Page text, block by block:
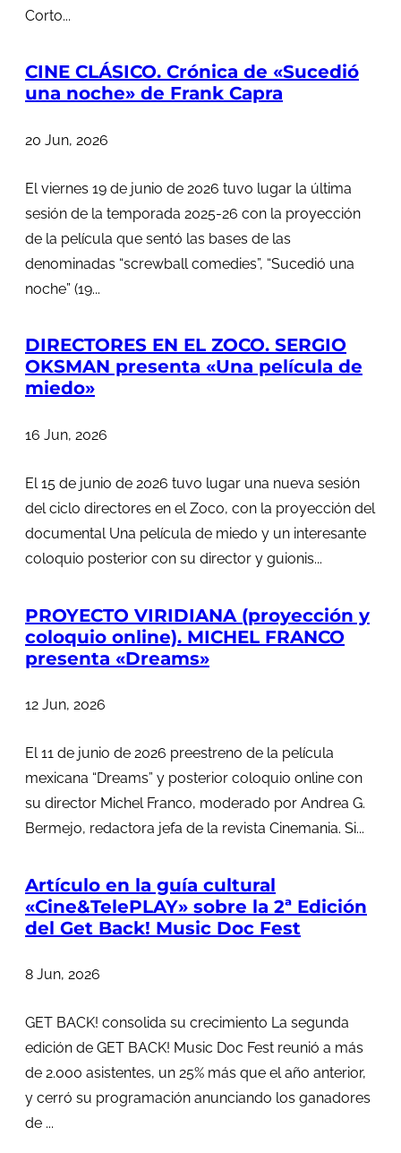
Corto...
CINE CLÁSICO. Crónica de «Sucedió
una noche» de Frank Capra
20 Jun, 2026
El viernes 19 de junio de 2026 tuvo lugar la última
sesión de la temporada 2025-26 con la proyección
de la película que sentó las bases de las
denominadas “screwball comedies”, “Sucedió una
noche” (19...
DIRECTORES EN EL ZOCO. SERGIO
OKSMAN presenta «Una película de
miedo»
16 Jun, 2026
El 15 de junio de 2026 tuvo lugar una nueva sesión
del ciclo directores en el Zoco, con la proyección del
documental Una película de miedo y un interesante
coloquio posterior con su director y guionis...
PROYECTO VIRIDIANA (proyección y
coloquio online). MICHEL FRANCO
presenta «Dreams»
12 Jun, 2026
El 11 de junio de 2026 preestreno de la película
mexicana “Dreams” y posterior coloquio online con
su director Michel Franco, moderado por Andrea G.
Bermejo, redactora jefa de la revista Cinemania. Si...
Artículo en la guía cultural
«Cine&TelePLAY» sobre la 2ª Edición
del Get Back! Music Doc Fest
8 Jun, 2026
GET BACK! consolida su crecimiento La segunda
edición de GET BACK! Music Doc Fest reunió a más
de 2.000 asistentes, un 25% más que el año anterior,
y cerró su programación anunciando los ganadores
de ...